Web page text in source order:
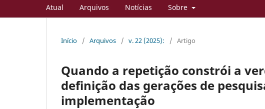
Atual Arquivos Notícias Sobre
Início / Arquivos / v. 22 (2025): / Artigo
Quando a repetição constrói a
definição das gerações de
implementação